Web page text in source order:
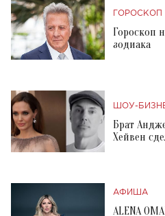
ГОРОСКОП
Гороскоп
зодиака
ШОУ-
Брат
Хейвен
АФИША
ALENA